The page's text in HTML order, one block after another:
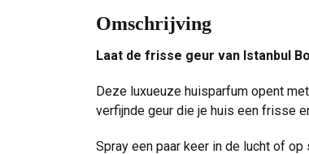
Omschrijving
Laat de frisse geur van Istanbul
Deze luxueuze huisparfum opent
verfijnde geur die je huis een frisse
Spray een paar keer in de lucht of